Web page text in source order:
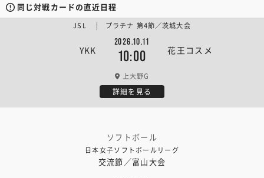
同じ対戦カードの直近日程
YKK
2026.10.11
10:00 花王コスメ
JSL | プラチナ 第4節／茨城大会
上大野G
詳細を見る
ソフトボール
日本女子ソフトボールリーグ
交流節／富山大会